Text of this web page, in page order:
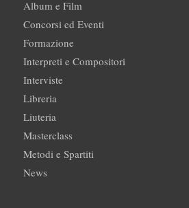
Album e Film
Concorsi ed Eventi
Formazione
Interpreti e Compositori
Interviste
Libreria
Liuteria
Masterclass
Metodi e Spartiti
News